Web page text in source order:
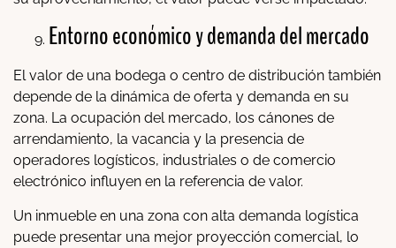
Entorno económico y demanda del mercado
El valor de una bodega o centro de distribución también
depende de la dinámica de oferta y demanda en su
zona. La ocupación del mercado, los cánones de
arrendamiento, la vacancia y la presencia de
operadores logísticos, industriales o de comercio
electrónico influyen en la referencia de valor.
Un inmueble en una zona con alta demanda logística
puede presentar una mejor proyección comercial, lo